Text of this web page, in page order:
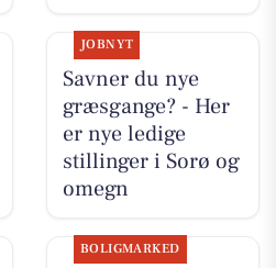
JOBNYT
Savner du nye
græsgange? - Her
er nye ledige
stillinger i Sorø og
omegn
BOLIGMARKED